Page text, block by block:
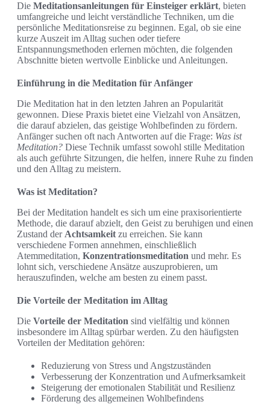
Die Meditationsanleitungen für Einsteiger erklärt, bieten
umfangreiche und leicht verständliche Techniken, um die
persönliche Meditationsreise zu beginnen. Egal, ob sie eine
kurze Auszeit im Alltag suchen oder tiefere
Entspannungsmethoden erlernen möchten, die folgenden
Abschnitte bieten wertvolle Einblicke und Anleitungen.
Einführung in die Meditation für Anfänger
Die Meditation hat in den letzten Jahren an Popularität
gewonnen. Diese Praxis bietet eine Vielzahl von Ansätzen,
die darauf abzielen, das geistige Wohlbefinden zu fördern.
Anfänger suchen oft nach Antworten auf die Frage: Was ist
Meditation? Diese Technik umfasst sowohl stille Meditation
als auch geführte Sitzungen, die helfen, innere Ruhe zu finden
und den Alltag zu meistern.
Was ist Meditation?
Bei der Meditation handelt es sich um eine praxisorientierte
Methode, die darauf abzielt, den Geist zu beruhigen und einen
Zustand der Achtsamkeit zu erreichen. Sie kann
verschiedene Formen annehmen, einschließlich
Atemmeditation, Konzentrationsmeditation und mehr. Es
lohnt sich, verschiedene Ansätze auszuprobieren, um
herauszufinden, welche am besten zu einem passt.
Die Vorteile der Meditation im Alltag
Die Vorteile der Meditation sind vielfältig und können
insbesondere im Alltag spürbar werden. Zu den häufigsten
Vorteilen der Meditation gehören:
Reduzierung von Stress und Angstzuständen
Verbesserung der Konzentration und Aufmerksamkeit
Steigerung der emotionalen Stabilität und Resilienz
Förderung des allgemeinen Wohlbefindens